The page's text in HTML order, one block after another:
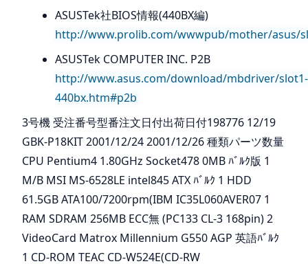
ASUSTek社BIOS情報(440BX編)
http://www.prolib.com/wwwpub/mother/asus/
ASUSTek COMPUTER INC. P2B
http://www.asus.com/download/mbdriver/slot1-
440bx.htm#p2b
3号機 受注番号型番注文日付出荷日付198776 12/19
GBK-P18KIT 2001/12/24 2001/12/26 種類パーツ数量
CPU Pentium4 1.80GHz Socket478 0MB ﾊﾞﾙｸ版 1
M/B MSI MS-6528LE intel845 ATX ﾊﾞﾙｸ 1 HDD
61.5GB ATA100/7200rpm(IBM IC35L060AVER07 1
RAM SDRAM 256MB ECC無 (PC133 CL-3 168pin) 2
VideoCard Matrox Millennium G550 AGP 英語ﾊﾞﾙｸ
1 CD-ROM TEAC CD-W524E(CD-RW